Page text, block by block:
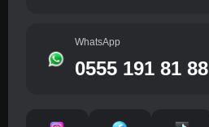
WhatsApp
0555 191 81 88